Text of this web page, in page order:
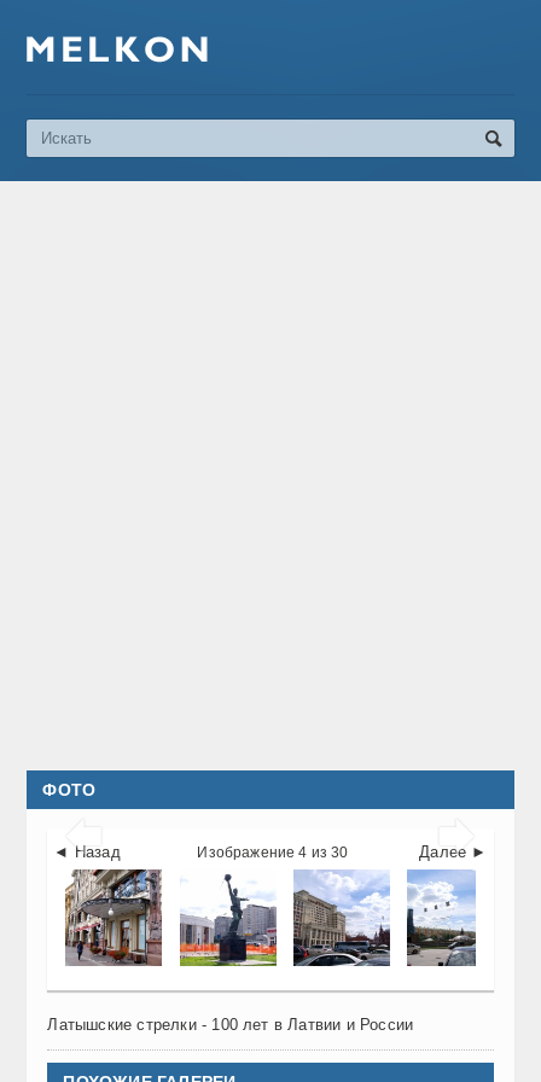
ФОТО
 
◄ Назад Далее ►
Изображение 4 из 30
Латышские стрелки - 100 лет в Латвии и России